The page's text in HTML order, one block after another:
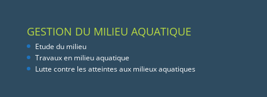
GESTION DU MILIEU AQUATIQUE
Etude du milieu
Travaux en milieu aquatique
Lutte contre les atteintes aux milieux aquatiques